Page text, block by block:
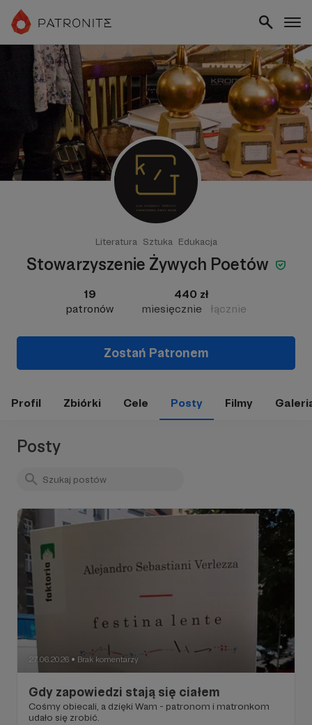
Literatura Sztuka Edukacja
Stowarzyszenie Żywych Poetów
19
patronów
440 zł
miesięcznie
łącznie
Zostań Patronem
Profil Zbiórki Cele Posty Filmy
Posty
27.06.2026 ● Brak komentarzy
Gdy zapowiedzi stają się ciałem
Cośmy obiecali, a dzięki Wam - patronom i matronkom
udało się zrobić.